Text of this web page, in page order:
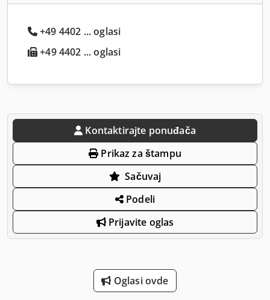
+49 4402 ... oglasi
+49 4402 ... oglasi
Kontaktirajte ponuđača
Prikaz za štampu
Sačuvaj
Podeli
Prijavite oglas
Oglasi ovde